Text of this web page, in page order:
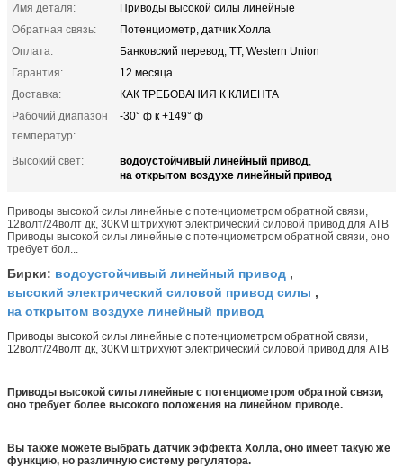
Имя деталя:
Приводы высокой силы линейные
Обратная связь:
Потенциометр, датчик Холла
Оплата:
Банковский перевод, TT, Western Union
Гарантия:
12 месяца
Доставка:
КАК ТРЕБОВАНИЯ К КЛИЕНТА
Рабочий диапазон
температур:
-30° ф к +149° ф
Высокий свет: водоустойчивый линейный привод,
на открытом воздухе линейный привод
Приводы высокой силы линейные с потенциометром обратной связи,
12волт/24волт дк, 30КМ штрихуют электрический силовой привод для АТВ
Приводы высокой силы линейные с потенциометром обратной связи, оно
требует бол...
Бирки: водоустойчивый линейный привод ,
высокий электрический силовой привод силы ,
на открытом воздухе линейный привод
Приводы высокой силы линейные с потенциометром обратной связи,
12волт/24волт дк, 30КМ штрихуют электрический силовой привод для АТВ
Приводы высокой силы линейные с потенциометром обратной связи,
оно требует более высокого положения на линейном приводе.
Вы также можете выбрать датчик эффекта Холла, оно имеет такую же
функцию, но различную систему регулятора.